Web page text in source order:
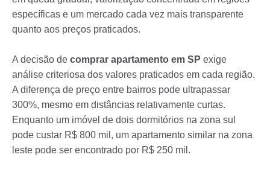
específicas e um mercado cada vez mais transparente
quanto aos preços praticados.
A decisão de comprar apartamento em SP exige
análise criteriosa dos valores praticados em cada região.
A diferença de preço entre bairros pode ultrapassar
300%, mesmo em distâncias relativamente curtas.
Enquanto um imóvel de dois dormitórios na zona sul
pode custar R$ 800 mil, um apartamento similar na zona
leste pode ser encontrado por R$ 250 mil.